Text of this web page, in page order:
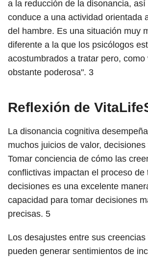
a la reducción de la disonancia,
conduce a una actividad orientada
del hambre. Es una situación muy
diferente a la que los psicólogos
acostumbrados a tratar pero, como
obstante poderosa". 3
Reflexión de
La disonancia cognitiva
muchos juicios de valor,
Tomar conciencia de cómo las
conflictivas impactan el proceso de
decisiones es una excelente
capacidad para tomar decisiones
precisas. 5
Los desajustes entre sus
pueden generar sentimientos de